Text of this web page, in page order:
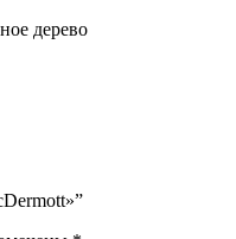
дерево